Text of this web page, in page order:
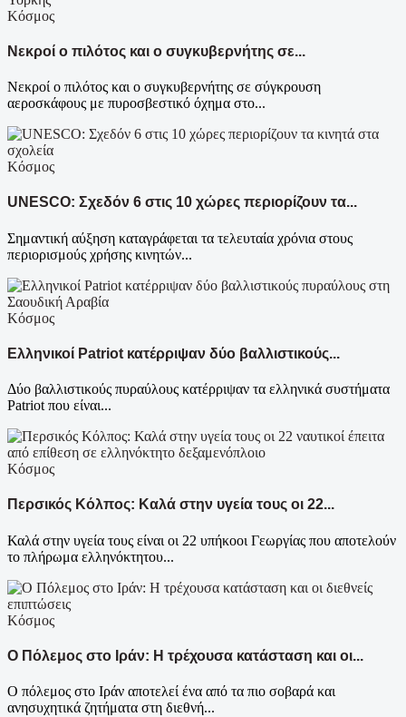
Κόσμος
Νεκροί ο πιλότος και ο συγκυβερνήτης σε...
Νεκροί ο πιλότος και ο συγκυβερνήτης σε σύγκρουση
αεροσκάφους με πυροσβεστικό όχημα στο...
Κόσμος
UNESCO: Σχεδόν 6 στις 10 χώρες περιορίζουν τα...
Σημαντική αύξηση καταγράφεται τα τελευταία χρόνια στους
περιορισμούς χρήσης κινητών...
Κόσμος
Ελληνικοί Patriot κατέρριψαν δύο βαλλιστικούς...
Δύο βαλλιστικούς πυραύλους κατέρριψαν τα ελληνικά συστήματα
Patriot που είναι...
Κόσμος
Περσικός Κόλπος: Καλά στην υγεία τους οι 22...
Καλά στην υγεία τους είναι οι 22 υπήκοοι Γεωργίας που αποτελούν
το πλήρωμα ελληνόκτητου...
Κόσμος
Ο Πόλεμος στο Ιράν: Η τρέχουσα κατάσταση και οι...
Ο πόλεμος στο Ιράν αποτελεί ένα από τα πιο σοβαρά και
ανησυχητικά ζητήματα στη διεθνή...